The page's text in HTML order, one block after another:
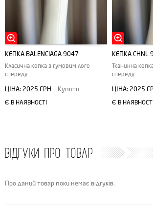
КЕПКА BALENCIAGA 9047
Класична кепка з гумовим лого
спереду
ЦІНА: 2025 ГРН Купити
Є В НАЯВНОСТІ
КЕПКА CHNL
Тканинна
спереду
ЦІНА: 2025
Є В
ВІДГУКИ ПРО ТОВАР
Про даний товар поки немає відгуків.